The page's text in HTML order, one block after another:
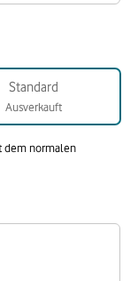
Standard
Ausverkauft
dem normalen